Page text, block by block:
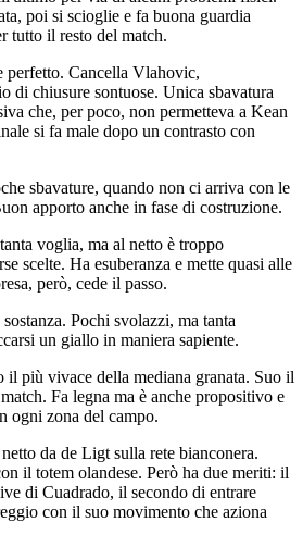
poi si scioglie e fa buona guardia
tutto il resto del match.
perfetto. Cancella Vlahovic,
di chiusure sontuose. Unica sbavatura
che, per poco, non permetteva a Kean
si fa male dopo un contrasto con
sbavature, quando non ci arriva con le
apporto anche in fase di costruzione.
voglia, ma al netto è troppo
scelte. Ha esuberanza e mette quasi alle
però, cede il passo.
Pochi svolazzi, ma tanta
un giallo in maniera sapiente.
più vivace della mediana granata. Suo il
Fa legna ma è anche propositivo e
ogni zona del campo.
da de Ligt sulla rete bianconera.
il totem olandese. Però ha due meriti: il
di Cuadrado, il secondo di entrare
con il suo movimento che aziona